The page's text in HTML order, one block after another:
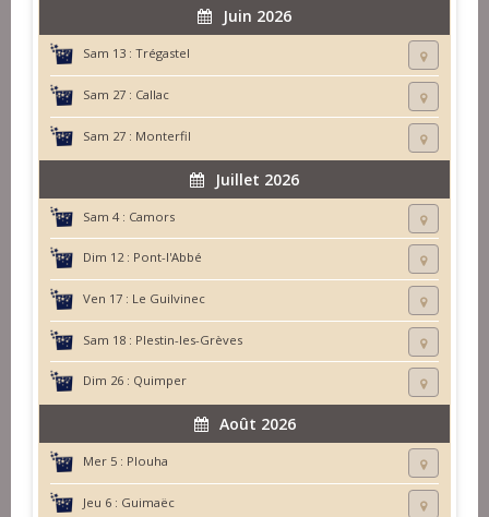
Juin 2026
Sam 13 : Trégastel
Sam 27 : Callac
Sam 27 : Monterfil
Juillet 2026
Sam 4 : Camors
Dim 12 : Pont-l'Abbé
Ven 17 : Le Guilvinec
Sam 18 : Plestin-les-Grèves
Dim 26 : Quimper
Août 2026
Mer 5 : Plouha
Jeu 6 : Guimaëc